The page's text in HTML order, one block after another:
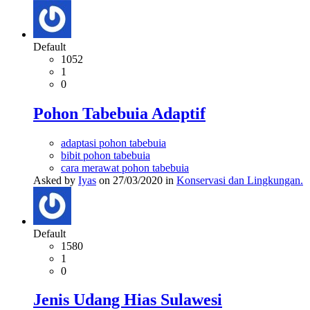
Default
1052
1
0
Pohon Tabebuia Adaptif
adaptasi pohon tabebuia
bibit pohon tabebuia
cara merawat pohon tabebuia
Asked by Iyas on 27/03/2020 in Konservasi dan Lingkungan.
Default
1580
1
0
Jenis Udang Hias Sulawesi